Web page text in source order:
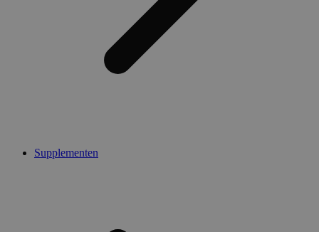
Supplementen